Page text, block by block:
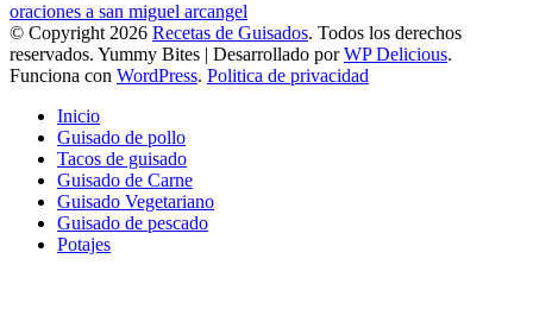
oraciones a san miguel arcangel
© Copyright 2026 Recetas de Guisados. Todos los derechos
reservados. Yummy Bites | Desarrollado porWP Delicious.
Funciona con WordPress. Politica de privacidad
Inicio
Guisado de pollo
Tacos de guisado
Guisado de Carne
Guisado Vegetariano
Guisado de pescado
Potajes